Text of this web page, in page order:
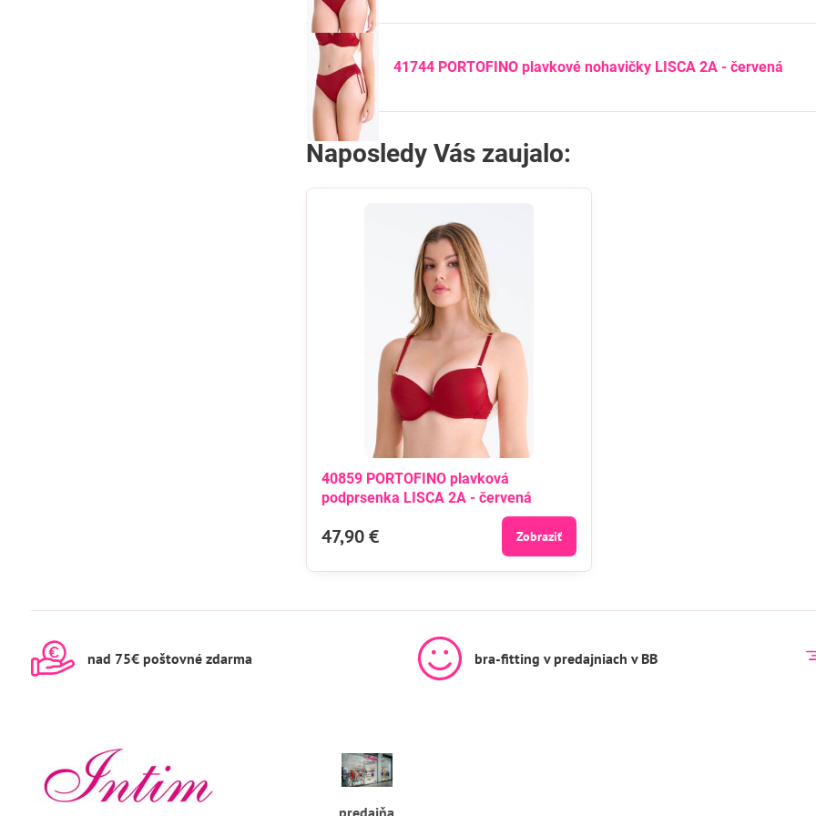
41744 PORTOFINO plavkové nohavičky LISCA 2A - červená
Naposledy Vás zaujalo:
40859 PORTOFINO plavková
podprsenka LISCA 2A - červená
47,90 € Zobraziť
nad 75€ poštovné zdarma bra-fitting v predajniach v BB
predajňa